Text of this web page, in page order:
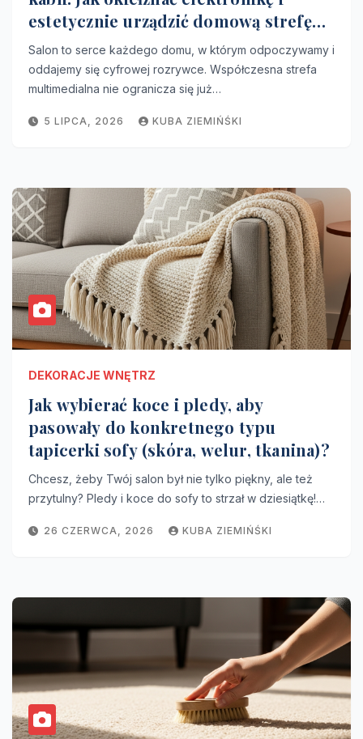
estetycznie urządzić domową strefę
rozrywki?
Salon to serce każdego domu, w którym odpoczywamy i
oddajemy się cyfrowej rozrywce. Współczesna strefa
multimedialna nie ogranicza się już…
5 LIPCA, 2026 KUBA ZIEMIŃŚKI
DEKORACJE WNĘTRZ
Jak wybierać koce i pledy, aby
pasowały do konkretnego typu
tapicerki sofy (skóra, welur, tkanina)?
Chcesz, żeby Twój salon był nie tylko piękny, ale też
przytulny? Pledy i koce do sofy to strzał w dziesiątkę!…
26 CZERWCA, 2026 KUBA ZIEMIŃŚKI